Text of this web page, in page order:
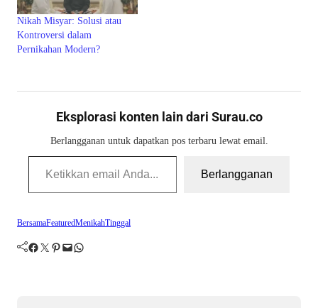
Nikah Misyar: Solusi atau
Kontroversi dalam
Pernikahan Modern?
Eksplorasi konten lain dari Surau.co
Berlangganan untuk dapatkan pos terbaru lewat email.
Ketikkan email Anda...
Berlangganan
BersamaFeaturedMenikahTinggal
Facebook Twitter Pinterest Mail WhatsApp